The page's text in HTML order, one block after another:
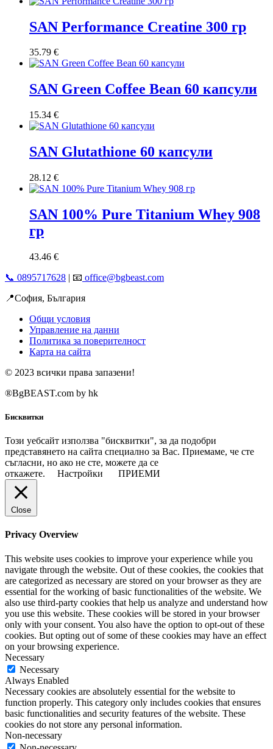
SAN Performance Creatine 300 гр
35.79 €
SAN Green Coffee Bean 60 капсули
15.34 €
SAN Glutathione 60 капсули
28.12 €
SAN 100% Pure Titanium Whey 908
гр
43.46 €
📞 0895717628 | 📧 office@bgbeast.com
📍София, България
Общи условия
Управление на данни
Политика за поверителност
Карта на сайта
© 2023 всички права запазени!
®BgBEAST.com by hk
Бисквитки
Този уебсайт използва "бисквитки", за да подобри
представянето на сайта специално за Вас. Приемаме, че сте
съгласни, но ако не сте, можете да се
откажете.
Настройки ПРИЕМИ
Close
Privacy Overview
This website uses cookies to improve your experience while you
navigate through the website. Out of these cookies, the cookies that
are categorized as necessary are stored on your browser as they are
essential for the working of basic functionalities of the website. We
also use third-party cookies that help us analyze and understand how
you use this website. These cookies will be stored in your browser
only with your consent. You also have the option to opt-out of these
cookies. But opting out of some of these cookies may have an effect
on your browsing experience.
Necessary
Necessary
Always Enabled
Necessary cookies are absolutely essential for the website to
function properly. This category only includes cookies that ensures
basic functionalities and security features of the website. These
cookies do not store any personal information.
Non-necessary